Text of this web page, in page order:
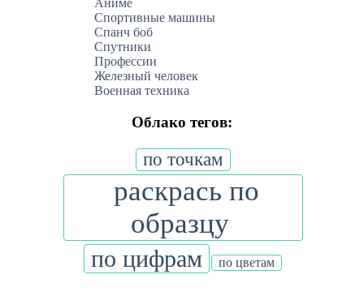
Аниме
Спортивные машины
Спанч боб
Спутники
Профессии
Железный человек
Военная техника
Облако тегов:
по точкам
раскрась по
образцу
по цифрам по цветам